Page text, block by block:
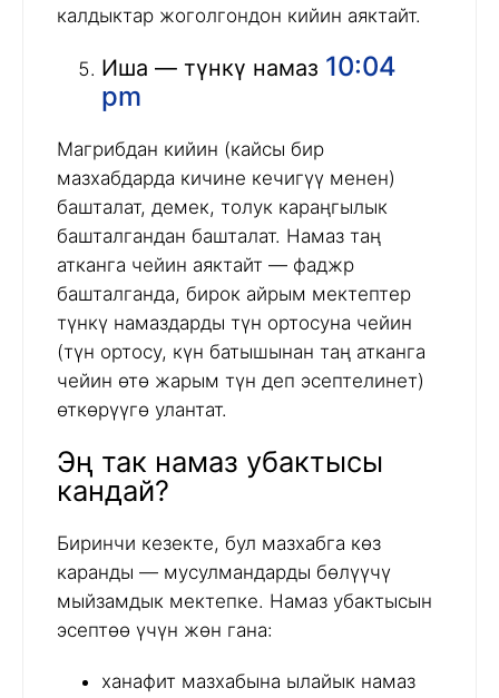
калдыктар жоголгондон кийин аяктайт.
Иша — түнкү намаз 10:04
pm
Магрибдан кийин (кайсы бир
мазхабдарда кичине кечигүү менен)
башталат, демек, толук караңгылык
башталгандан башталат. Намаз таң
атканга чейин аяктайт — фаджр
башталганда, бирок айрым мектептер
түнкү намаздарды түн ортосуна чейин
(түн ортосу, күн батышынан таң атканга
чейин өтө жарым түн деп эсептелинет)
өткөрүүгө улантат.
Эң так намаз убактысы
кандай?
Биринчи кезекте, бул мазхабга көз
каранды — мусулмандарды бөлүүчү
мыйзамдык мектепке. Намаз убактысын
эсептөө үчүн жөн гана:
ханафит мазхабына ылайык намаз